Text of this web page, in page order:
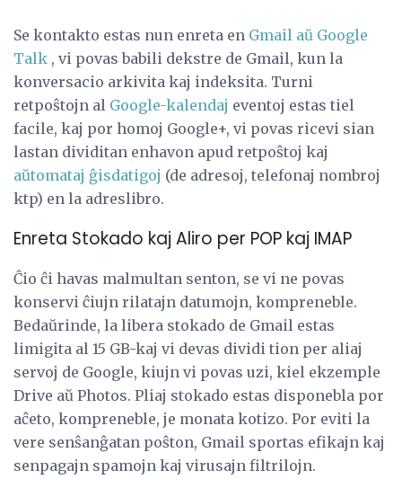
Se kontakto estas nun enreta en Gmail aŭ Google
Talk , vi povas babili dekstre de Gmail, kun la
konversacio arkivita kaj indeksita. Turni
retpoŝtojn al Google-kalendaj eventoj estas tiel
facile, kaj por homoj Google+, vi povas ricevi sian
lastan dividitan enhavon apud retpoŝtoj kaj
aŭtomataj ĝisdatigoj (de adresoj, telefonaj nombroj
ktp) en la adreslibro.
Enreta Stokado kaj Aliro per POP kaj IMAP
Ĉio ĉi havas malmultan senton, se vi ne povas
konservi ĉiujn rilatajn datumojn, kompreneble.
Bedaŭrinde, la libera stokado de Gmail estas
limigita al 15 GB-kaj vi devas dividi tion per aliaj
servoj de Google, kiujn vi povas uzi, kiel ekzemple
Drive aŭ Photos. Pliaj stokado estas disponebla por
aĉeto, kompreneble, je monata kotizo. Por eviti la
vere senŝanĝatan poŝton, Gmail sportas efikajn kaj
senpagajn spamojn kaj virusajn filtrilojn.